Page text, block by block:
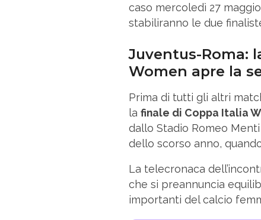
caso mercoledì 27
stabiliranno le due
Juventus-Roma:
Women apre la
Prima di tutti gli altri
la finale di Coppa Italia
dallo Stadio Romeo
dello scorso anno,
La telecronaca
che si preannuncia
importanti del calcio